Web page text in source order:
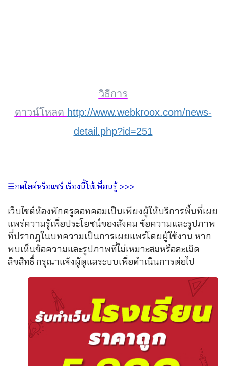
วิธีการ
ดาวน์โหลด http://www.webkroox.com/news-
detail.php?id=251
☰กดไลค์หรือแชร์ เรื่องนี้ให้เพื่อนรู้ >>>
เว็บไซต์ห้องพักครูดอทคอมเป็นเพียงผู้ให้บริการพื้นที่เผย
แพร่ความรู้เพื่อประโยชน์ของสังคม ข้อความและรูปภาพ
ที่ปรากฏในบทความเป็นการเผยแพร่โดยผู้ใช้งาน หาก
พบเห็นข้อความและรูปภาพที่ไม่เหมาะสมหรือละเมิด
ลิขสิทธิ์ กรุณาแจ้งผู้ดูแลระบบเพื่อดำเนินการต่อไป